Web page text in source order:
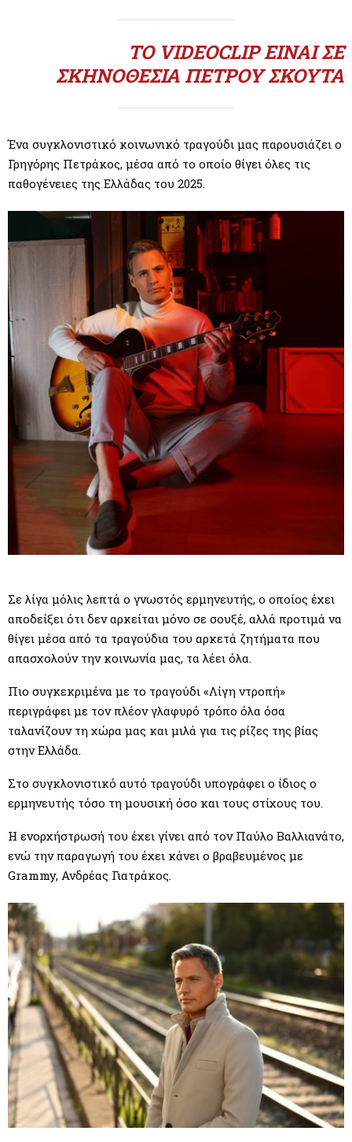
ΤΟ VIDEOCLIP ΕΊΝΑΙ ΣΕ
ΣΚΗΝΟΘΕΣΊΑ ΠΈΤΡΟΥ ΣΚΟΎΤΑ
Ένα συγκλονιστικό κοινωνικό τραγούδι μας παρουσιάζει ο
Γρηγόρης Πετράκος, μέσα από το οποίο θίγει όλες τις
παθογένειες της Ελλάδας του 2025.
Σε λίγα μόλις λεπτά ο γνωστός ερμηνευτής, ο οποίος έχει
αποδείξει ότι δεν αρκείται μόνο σε σουξέ, αλλά προτιμά να
θίγει μέσα από τα τραγούδια του αρκετά ζητήματα που
απασχολούν την κοινωνία μας, τα λέει όλα.
Πιο συγκεκριμένα με το τραγούδι «Λίγη ντροπή»
περιγράφει με τον πλέον γλαφυρό τρόπο όλα όσα
ταλανίζουν τη χώρα μας και μιλά για τις ρίζες της βίας
στην Ελλάδα.
Στο συγκλονιστικό αυτό τραγούδι υπογράφει ο ίδιος ο
ερμηνευτής τόσο τη μουσική όσο και τους στίχους του.
Η ενορχήστρωσή του έχει γίνει από τον Παύλο Βαλλιανάτο,
ενώ την παραγωγή του έχει κάνει ο βραβευμένος με
Grammy, Ανδρέας Γιατράκος.